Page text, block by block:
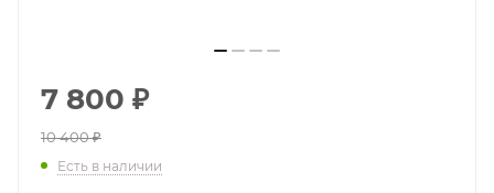
7 800 ₽
10 400₽
Есть в наличии